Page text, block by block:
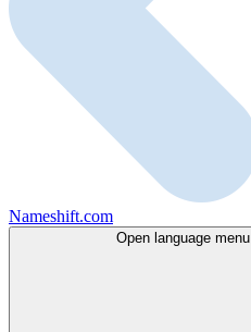
Nameshift.com
Open language menu